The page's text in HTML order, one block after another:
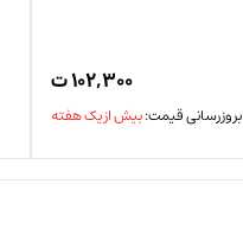
۱۰۲,۳۰۰ت
بروزرسانی قیمت:بیش از یک هفته